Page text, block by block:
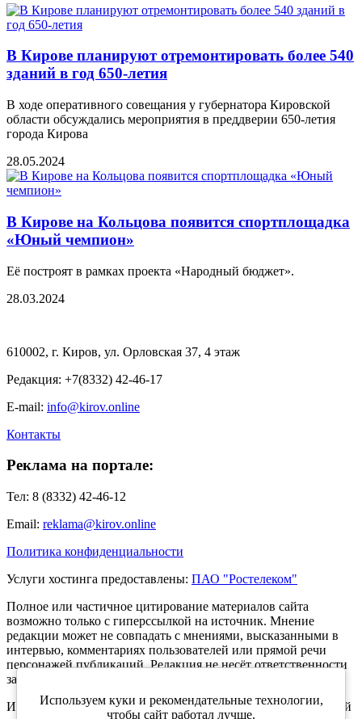
В Кирове планируют отремонтировать более 540
зданий в год 650-летия
В ходе оперативного совещания у губернатора Кировской
области обсуждались мероприятия в преддверии 650-летия
города Кирова
28.05.2024
В Кирове на Кольцова появится спортплощадка
«Юный чемпион»
Её построят в рамках проекта «Народный бюджет».
28.03.2024
610002, г. Киров, ул. Орловская 37, 4 этаж
Редакция: +7(8332) 42-46-17
E-mail: info@kirov.online
Контакты
Реклама на портале:
Тел: 8 (8332) 42-46-12
Email: reklama@kirov.online
Политика конфиденциальности
Услуги хостинга предоставлены: ПАО "Ростелеком"
Полное или частичное цитирование материалов сайта
возможно только с гиперссылкой на источник. Мнение
редакции может не совпадать с мнениями, высказанными в
интервью, комментариях пользователей или прямой речи
персонажей публикаций. Редакция не несёт ответственности
за текст комментариев читателей.
Интернет-портал Kirov.online зарегистрирован в Федеральной
Используем куки и рекомендательные технологии,
чтобы сайт работал лучше.